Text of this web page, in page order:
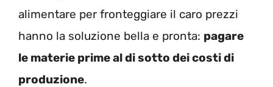
alimentare per fronteggiare il caro prezzi
hanno la soluzione bella e pronta: pagare
le materie prime al di sotto dei costi di
produzione.